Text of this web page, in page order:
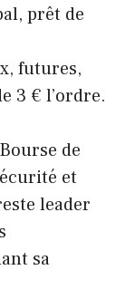
prêt de
futures,
3 € l’ordre.
de
et
leader
sa